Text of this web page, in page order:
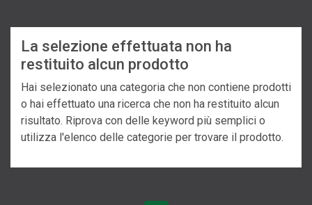
La selezione effettuata non ha
restituito alcun prodotto
Hai selezionato una categoria che non contiene prodotti
o hai effettuato una ricerca che non ha restituito alcun
risultato. Riprova con delle keyword più semplici o
utilizza l'elenco delle categorie per trovare il prodotto.